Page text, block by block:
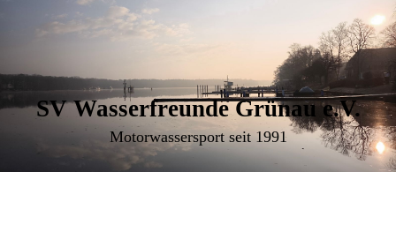
SV Wasserfreunde Grünau e.V.
Motorwassersport seit 1991